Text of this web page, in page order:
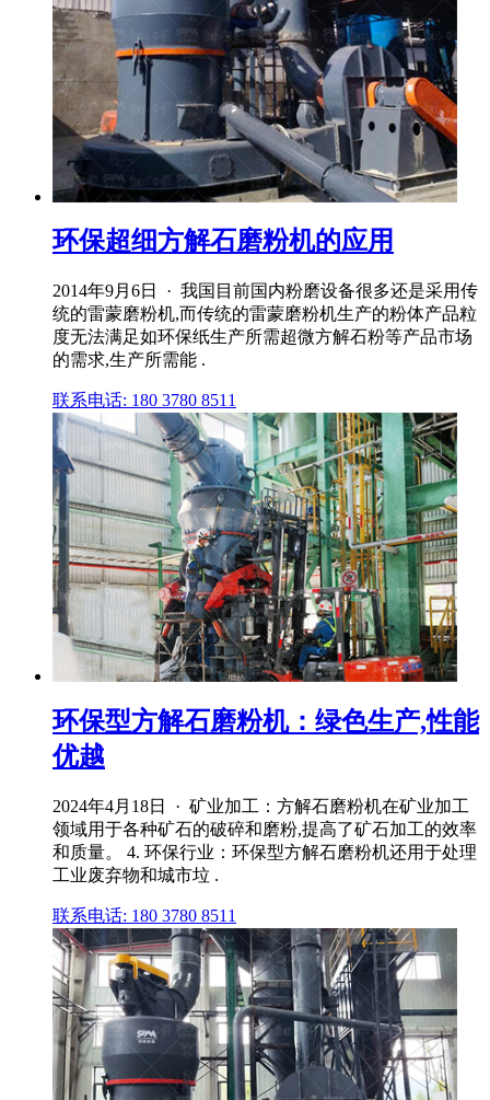
环保超细方解石磨粉机的应用
2014年9月6日 · 我国目前国内粉磨设备很多还是采用传
统的雷蒙磨粉机,而传统的雷蒙磨粉机生产的粉体产品粒
度无法满足如环保纸生产所需超微方解石粉等产品市场
的需求,生产所需能 .
联系电话: 180 3780 8511
环保型方解石磨粉机：绿色生产,性能
优越
2024年4月18日 · 矿业加工：方解石磨粉机在矿业加工
领域用于各种矿石的破碎和磨粉,提高了矿石加工的效率
和质量。 4. 环保行业：环保型方解石磨粉机还用于处理
工业废弃物和城市垃 .
联系电话: 180 3780 8511